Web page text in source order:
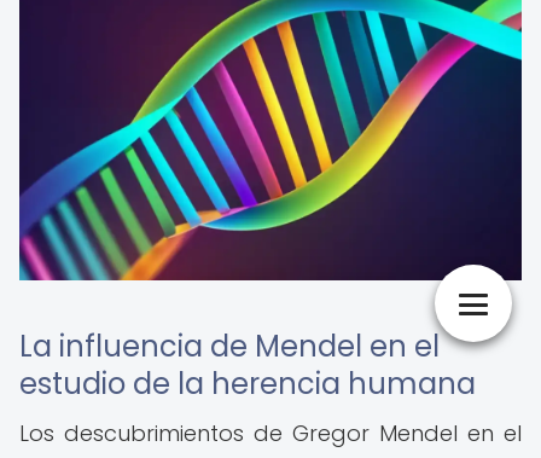
La influencia de Mendel en el
estudio de la herencia humana
Los descubrimientos de Gregor Mendel en el